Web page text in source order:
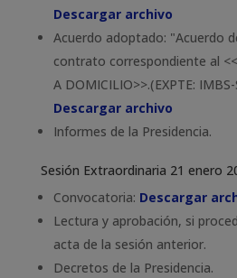
Descargar archivo
Acuerdo adoptado: "Acuerdo
contrato correspondiente al
A DOMICILIO>>.(EXPTE:
Descargar archivo
Informes de la Presidencia.
Sesión Extraordinaria 21 enero
Convocatoria: Descargar
Lectura y aprobación, si
acta de la sesión anterior.
Decretos de la Presidencia.